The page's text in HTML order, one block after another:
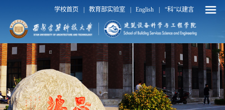
学校首页 教育部实验室 English “科”以建言